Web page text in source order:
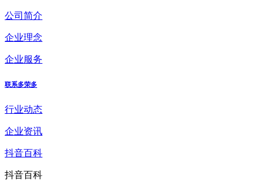
公司简介
企业理念
企业服务
联系多荣多
行业动态
企业资讯
抖音百科
抖音百科